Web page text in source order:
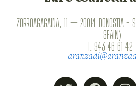
ZORROAGAGAINA, 11 — 20014 DONOSTIA -
· SPAIN)
T. 943 46 61 42